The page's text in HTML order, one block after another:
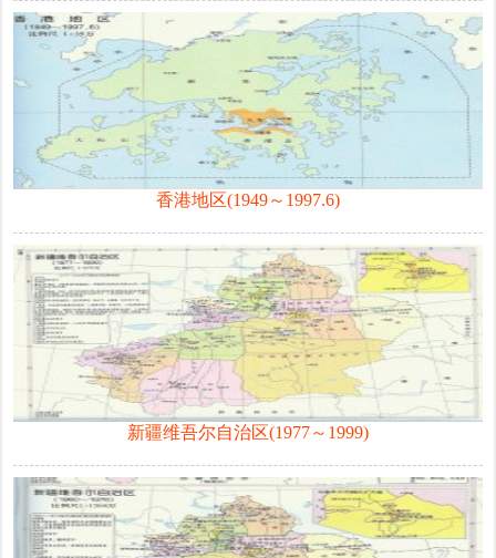
香港地区(1949～1997.6)
新疆维吾尔自治区(1977～1999)